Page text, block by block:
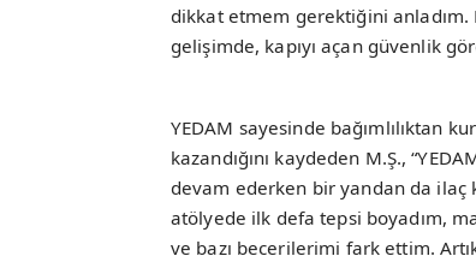
dikkat etmem gerektiğini anladım.
gelişimde, kapıyı açan güvenlik
YEDAM sayesinde bağımlılıktan
kazandığını kaydeden M.Ş.,
devam ederken bir yandan da ilaç
atölyede ilk defa tepsi boyadım,
ve bazı becerilerimi fark ettim.